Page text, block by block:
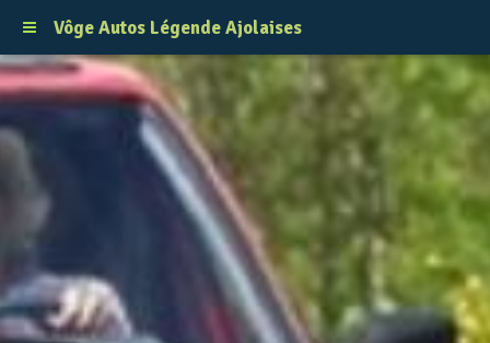
Vôge Autos Légende Ajolaises